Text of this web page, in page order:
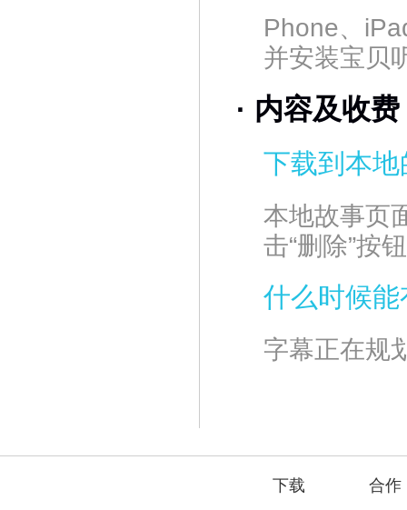
Phone、
并安装宝贝
· 内容及收费
下载到本
本地故事页
击“删除”按
什么时候
字幕正在规
下载 合作